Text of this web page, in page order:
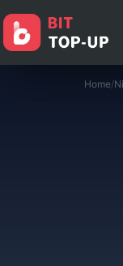
Home/